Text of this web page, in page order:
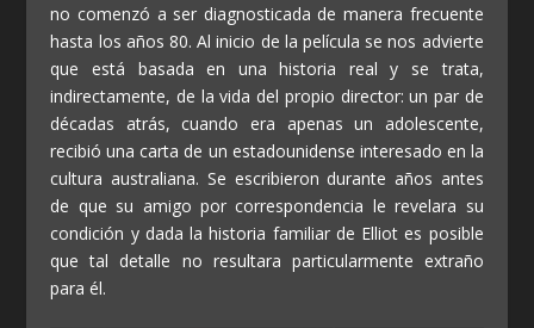
no comenzó a ser diagnosticada de manera frecuente
hasta los años 80. Al inicio de la película se nos advierte
que está basada en una historia real y se trata,
indirectamente, de la vida del propio director: un par de
décadas atrás, cuando era apenas un adolescente,
recibió una carta de un estadounidense interesado en la
cultura australiana. Se escribieron durante años antes
de que su amigo por correspondencia le revelara su
condición y dada la historia familiar de Elliot es posible
que tal detalle no resultara particularmente extraño
para él.